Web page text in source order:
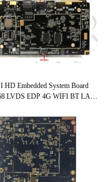
HD Embedded System Board
LVDS EDP 4G WIFI BT LAN